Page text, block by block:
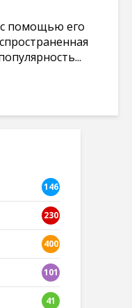
с помощью его
146
230
400
101
8
41